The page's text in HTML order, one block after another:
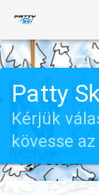
Patty
Kérjük
kövesse